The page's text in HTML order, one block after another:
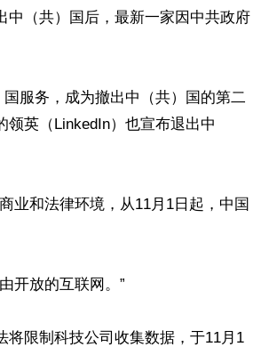
中（共）国后，最新一家因中共政府
服务，成为撤出中（共）国的第二
英（LinkedIn）也宣布退出中
业和法律环境，从11月1日起，中国
开放的互联网。”
限制科技公司收集数据，于11月1